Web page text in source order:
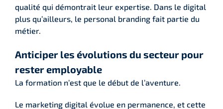
qualité qui démontrait leur expertise. Dans le digital
plus qu’ailleurs, le personal branding fait partie du
métier.
Anticiper les évolutions du secteur pour
rester employable
La formation n’est que le début de l’aventure.
Le marketing digital évolue en permanence, et cette